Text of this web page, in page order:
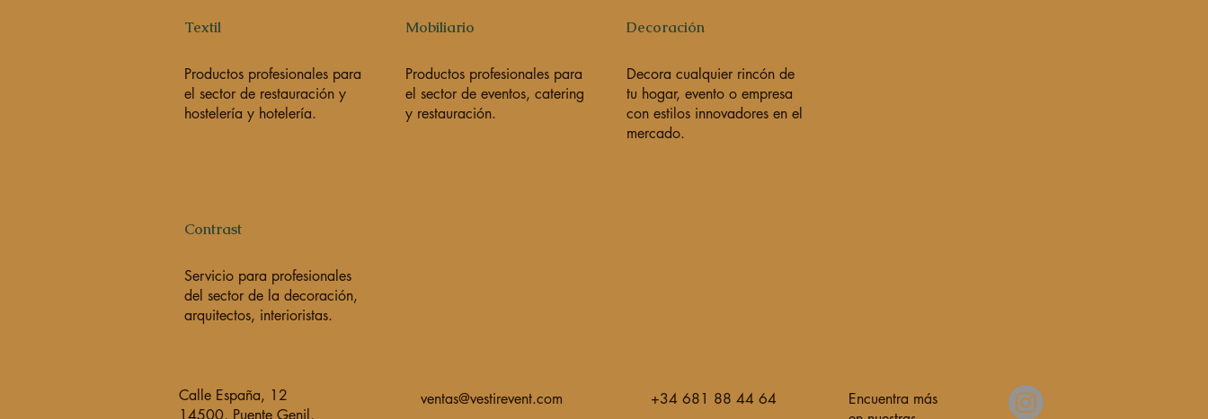
Textil
Productos profesionales para
el sector de restauración y
hostelería y hotelería.
Mobiliario
Productos profesionales para
el sector de eventos, catering
y restauración.
Decoración
Decora cualquier rincón de
tu hogar, evento o empresa
con estilos innovadores en el
mercado.
Contrast
Servicio para profesionales
del sector de la decoración,
arquitectos, interioristas.
Calle España, 12
14500, Puente Genil,
ventas@vestirevent.com +34 681 88 44 64
Encuentra más